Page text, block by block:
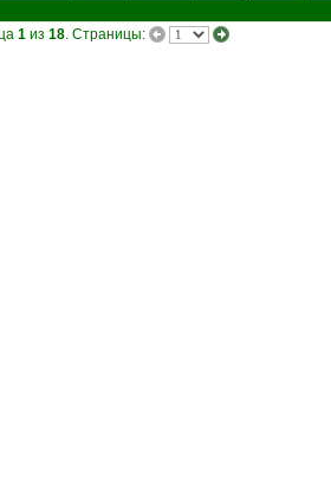
1 из 18. Страницы: